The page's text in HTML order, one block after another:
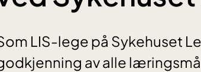
LIS-lege på Sykehuset
av alle